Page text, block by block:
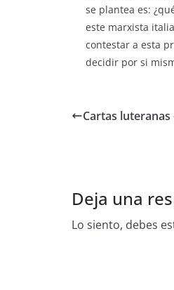
se plantea es:
este marxista
contestar a esta
decidir por si
Cartas luteranas
Deja una
Lo siento, debes